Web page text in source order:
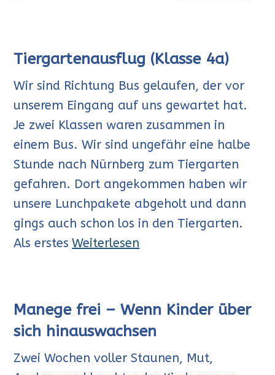
Tiergartenausflug (Klasse 4a)
Wir sind Richtung Bus gelaufen, der vor
unserem Eingang auf uns gewartet hat.
Je zwei Klassen waren zusammen in
einem Bus. Wir sind ungefähr eine halbe
Stunde nach Nürnberg zum Tiergarten
gefahren. Dort angekommen haben wir
unsere Lunchpakete abgeholt und dann
gings auch schon los in den Tiergarten.
Als erstes Weiterlesen
Manege frei – Wenn Kinder über
sich hinauswachsen
Zwei Wochen voller Staunen, Mut,